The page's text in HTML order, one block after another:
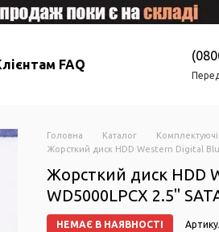
FAQ
Головна Каталог Комплектуючі
Жорсткий диск HDD Western Digital
Жорсткий диск HDD
WD5000LPCX 2.5"
НЕМАЄ В НАЯВНОСТІ